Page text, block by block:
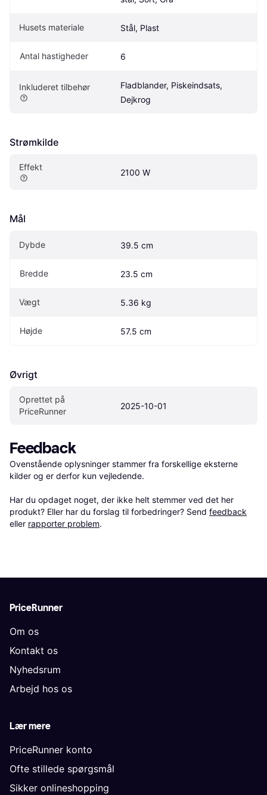
Husets materiale Stål, Plast
Antal hastigheder 6
Inkluderet tilbehør
Fladblander, Piskeindsats,
Dejkrog
Strømkilde
Effekt
2100 W
Mål
Dybde 39.5 cm
Bredde 23.5 cm
Vægt 5.36 kg
Højde 57.5 cm
Øvrigt
Oprettet på
PriceRunner
2025-10-01
Feedback
Ovenstående oplysninger stammer fra forskellige eksterne
kilder og er derfor kun vejledende.
Har du opdaget noget, der ikke helt stemmer ved det her
produkt? Eller har du forslag til forbedringer? Send feedback
eller rapporter problem.
PriceRunner
Om os
Kontakt os
Nyhedsrum
Arbejd hos os
Lær mere
PriceRunner konto
Ofte stillede spørgsmål
Sikker onlineshopping